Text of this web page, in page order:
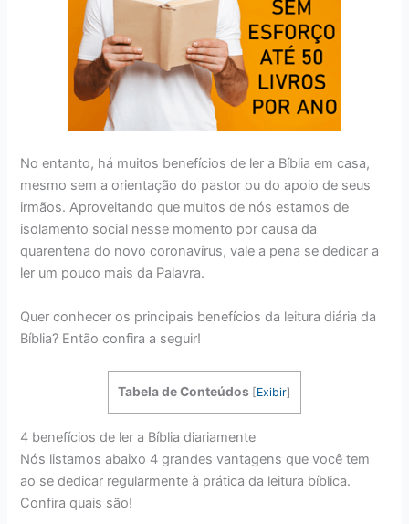
No entanto, há muitos benefícios de ler a Bíblia em casa,
mesmo sem a orientação do pastor ou do apoio de seus
irmãos. Aproveitando que muitos de nós estamos de
isolamento social nesse momento por causa da
quarentena do novo coronavírus, vale a pena se dedicar a
ler um pouco mais da Palavra.
Quer conhecer os principais benefícios da leitura diária da
Bíblia? Então confira a seguir!
Tabela de Conteúdos [Exibir]
4 benefícios de ler a Bíblia diariamente
Nós listamos abaixo 4 grandes vantagens que você tem
ao se dedicar regularmente à prática da leitura bíblica.
Confira quais são!